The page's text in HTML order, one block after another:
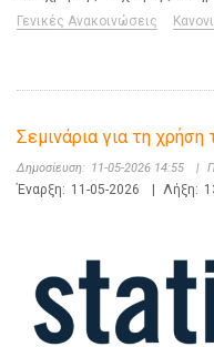
Γενικές Ανακοινώσεις
Σεμινάρια για τη χρήση
Δημοσίευση: 11-05-2026 14:55 |
Έναρξη: 11-05-2026 | Λήξη: